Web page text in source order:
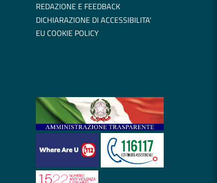
REDAZIONE E FEEDBACK
DICHIARAZIONE DI ACCESSIBILITA'
EU COOKIE POLICY